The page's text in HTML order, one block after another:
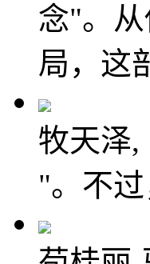
念"。
局，这
牧天泽,
"。不